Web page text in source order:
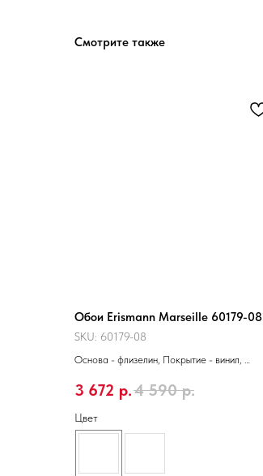
Смотрите также
Обои Erismann Marseille 60179-08
SKU: 60179-08
Основа - флизелин, Покрытие - винил,
3 672 р.4 590 р.
Цвет